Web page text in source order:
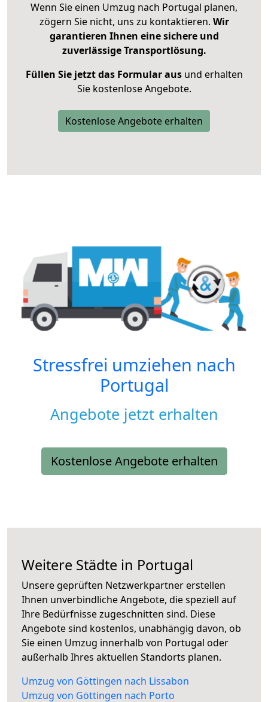
Wenn Sie einen Umzug nach Portugal planen,
zögern Sie nicht, uns zu kontaktieren. Wir
garantieren Ihnen eine sichere und
zuverlässige Transportlösung.
Füllen Sie jetzt das Formular ausund erhalten
Sie kostenlose Angebote.
Kostenlose Angebote erhalten
Stressfrei umziehen nach
Portugal
Angebote jetzt erhalten
Kostenlose Angebote erhalten
Weitere Städte in Portugal
Unsere geprüften Netzwerkpartner erstellen
Ihnen unverbindliche Angebote, die speziell auf
Ihre Bedürfnisse zugeschnitten sind. Diese
Angebote sind kostenlos, unabhängig davon, ob
Sie einen Umzug innerhalb von Portugal oder
außerhalb Ihres aktuellen Standorts planen.
Umzug von Göttingen nach Lissabon
Umzug von Göttingen nach Porto